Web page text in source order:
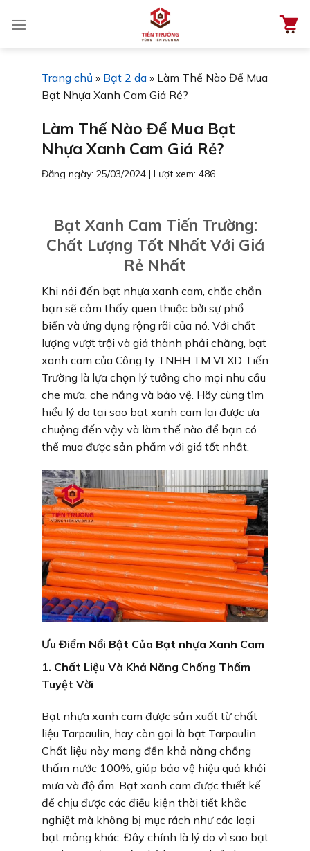
đến
Trang chủ » Bạt 2 da » Làm Thế Nào Để Mua
Bạt Nhựa Xanh Cam Giá Rẻ?
Làm Thế Nào Để Mua Bạt
Nhựa Xanh Cam Giá Rẻ?
Đăng ngày: 25/03/2024 | Lượt xem: 486
Bạt Xanh Cam Tiến Trường:
Chất Lượng Tốt Nhất Với Giá
Rẻ Nhất
Khi nói đến bạt nhựa xanh cam, chắc chắn
bạn sẽ cảm thấy quen thuộc bởi sự phổ
biến và ứng dụng rộng rãi của nó. Với chất
lượng vượt trội và giá thành phải chăng, bạt
xanh cam của Công ty TNHH TM VLXD Tiến
Trường là lựa chọn lý tưởng cho mọi nhu cầu
che mưa, che nắng và bảo vệ. Hãy cùng tìm
hiểu lý do tại sao bạt xanh cam lại được ưa
chuộng đến vậy và làm thế nào để bạn có
thể mua được sản phẩm với giá tốt nhất.
Ưu Điểm Nổi Bật Của Bạt nhựa Xanh Cam
1. Chất Liệu Và Khả Năng Chống Thấm
Tuyệt Vời
Bạt nhựa xanh cam được sản xuất từ chất
liệu Tarpaulin, hay còn gọi là bạt Tarpaulin.
Chất liệu này mang đến khả năng chống
thấm nước 100%, giúp bảo vệ hiệu quả khỏi
mưa và độ ẩm. Bạt xanh cam được thiết kế
để chịu được các điều kiện thời tiết khắc
nghiệt mà không bị mục rách như các loại
bạt mỏng khác. Đây chính là lý do vì sao bạt